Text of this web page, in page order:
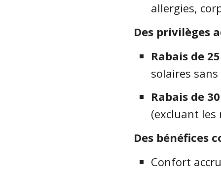
allergies,
Des privilèges
Rabais de
solaires
Rabais de
(excluant les
Des bénéfices
Confort accru